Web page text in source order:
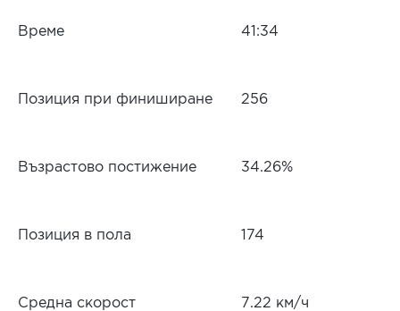
Време 41:34
Позиция при финиширане 256
Възрастово постижение 34.26%
Позиция в пола 174
Средна скорост 7.22 км/ч